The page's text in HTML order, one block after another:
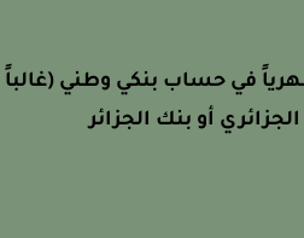
في حساب بنكي وطني (غالباً
أو بنك الجزائر